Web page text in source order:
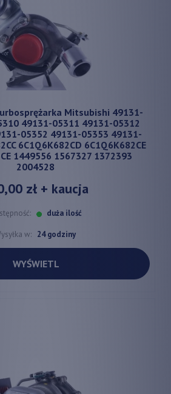
Mitsubishi 49131-
49131-05311 49131-05312
05352 49131-05353 49131-
6C1Q6K682CD 6C1Q6K682CE
1449556 1567327 1372393
2004528
zł+ kaucja
duża ilość
w: 24 godziny
WYŚWIETL